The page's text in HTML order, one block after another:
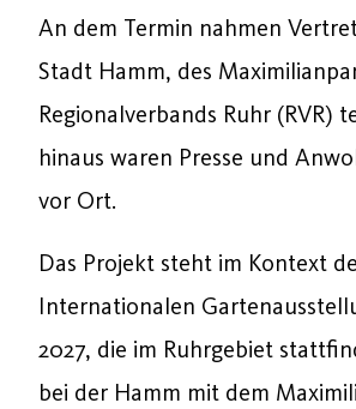
An dem Termin nahmen
Stadt Hamm, des
Regionalverbands Ruhr (RVR)
hinaus waren Presse und
vor Ort.
Das Projekt steht im Kontext
Internationalen
2027, die im Ruhrgebiet
bei der Hamm mit dem